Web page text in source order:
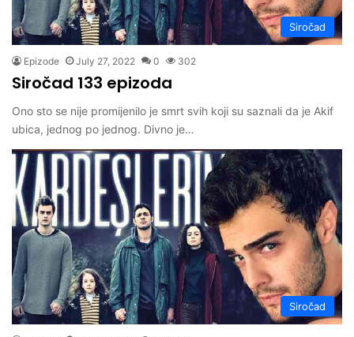
Siročad
Epizode July 27, 2022 0 302
Siročad 133 epizoda
Ono sto se nije promijenilo je smrt svih koji su saznali da je Akif
ubica, jednog po jednog. Divno je…
Siročad